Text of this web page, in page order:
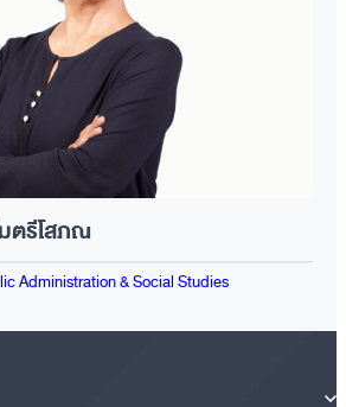
ตรีโสภณ
Administration & Social Studies